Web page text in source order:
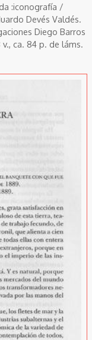
:iconografía /
Devés Valdés.
Diego Barros
v., ca. 84 p. de láms.